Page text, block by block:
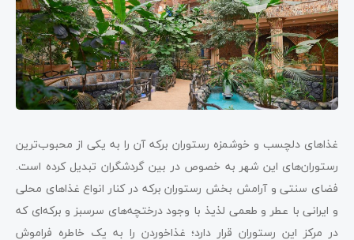
غذاهای دلچسب و خوشمزه رستوران برکه آن را به یکی از محبوب‌ترین
رستوران‌های این شهر به خصوص در بین گردشگران تبدیل کرده است.
فضای سنتی و آرامش بخش رستوران برکه در کنار انواع غذاهای محلی
و ایرانی با عطر و طعمی لذیذ با وجود درختچه‌های سرسبز و برکه‌ای که
در مرکز این رستوران قرار دارد؛ غذاخوردن را به یک خاطره فراموش